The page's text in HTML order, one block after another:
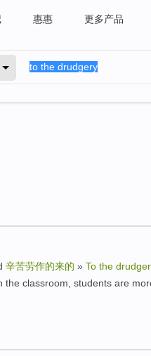
惠惠 更多产品
辛苦劳作的来的 » To the
classroom, students are